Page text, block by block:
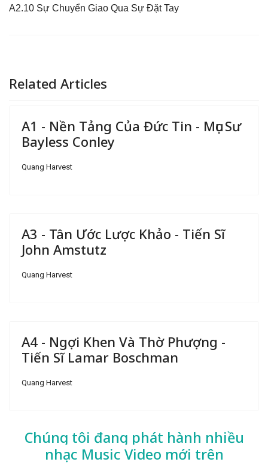
A2.10 Sự Chuyển Giao Qua Sự Đặt Tay
Related Articles
A1 - Nền Tảng Của Đức Tin - Mục Sư
Bayless Conley
Quang Harvest
A3 - Tân Ước Lược Khảo - Tiến Sĩ
John Amstutz
Quang Harvest
A4 - Ngợi Khen Và Thờ Phượng -
Tiến Sĩ Lamar Boschman
Quang Harvest
Chúng tôi đang phát hành nhiều
nhạc Music Video mới trên